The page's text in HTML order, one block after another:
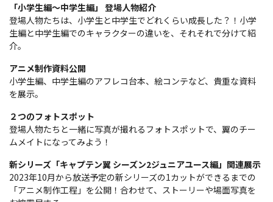
「小学生編～中学生編」 登場人物紹介
登場人物たちは、小学生と中学生でどれくらい成長した？！小学
生編と中学生編でのキャラクターの違いを、それそれで分けて紹
介。
アニメ制作資料公開
小学生編、中学生編のアフレコ台本、絵コンテなど、貴重な資料
を展示。
２つのフォトスポット
登場人物たちと一緒に写真が撮れるフォトスポットで、翼のチー
ムメイトになってみよう！
新シリーズ「キャプテン翼 シーズン2ジュニアユース編」関連展示
2023年10月から放送予定の新シリーズの1カットができるまでの
「アニメ制作工程」を公開！合わせて、ストーリーや場面写真を